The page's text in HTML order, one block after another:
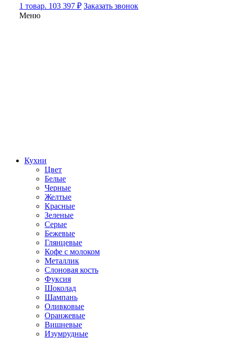
1 товар. 103 397 ₽ Заказать звонок
Меню
Кухни
Цвет
Белые
Черные
Желтые
Красные
Зеленые
Серые
Бежевые
Глянцевые
Кофе с молоком
Металлик
Слоновая кость
Фуксия
Шоколад
Шампань
Оливковые
Оранжевые
Вишневые
Изумрудные